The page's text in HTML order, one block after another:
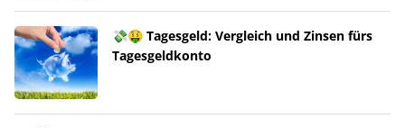
💸🤑 Tagesgeld: Vergleich und Zinsen fürs
Tagesgeldkonto